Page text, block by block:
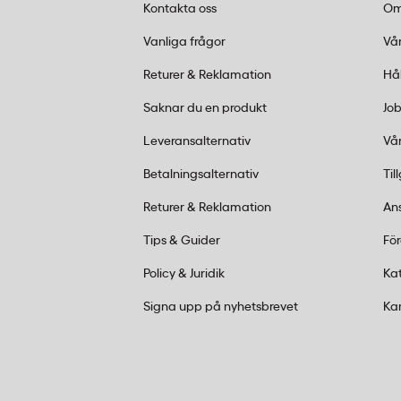
Vanliga frågor om
Vilken tjocklek ska jag välja på
tillräckligt skydd för informationsblad,
med normal hantering. För dokument
GBC Lamineringsficka A4 80 mic är
Kontrollera din laminators specifikation
format innan användning.
Kontakta oss
Vanliga frågor
Returer & Reklamation
Saknar du en produkt
Leveransalternativ
Betalningsalternativ
Returer & Reklamation
Tips & Guider
Policy & Juridik
Signa upp på nyhetsbrevet